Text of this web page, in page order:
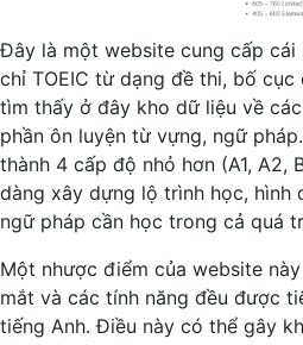
Đây là một website cung cấp cái
chỉ TOEIC từ dạng đề thi, bố
tìm thấy ở đây kho dữ liệu về
phần ôn luyện từ vựng, ngữ
thành 4 cấp độ nhỏ hơn (A1, A2,
dàng xây dựng lộ trình học, hình
ngữ pháp cần học trong cả quá
Một nhược điểm của website
mắt và các tính năng đều được
tiếng Anh. Điều này có thể gây